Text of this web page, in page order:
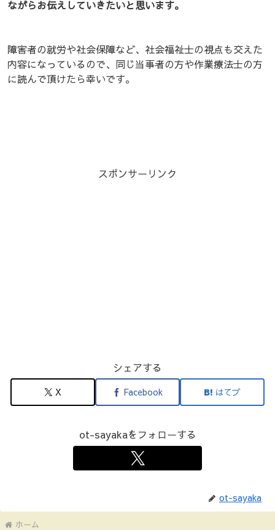
ながらお伝えしていきたいと思います。
障害者の就労や社会保障など、社会福祉士の視点も交えた
内容になっているので、同じ当事者の方や作業療法士の方
に読んで頂けたら幸いです。
スポンサーリンク
シェアする
X Facebook はてブ
ot-sayakaをフォローする
ot-sayaka
ホーム